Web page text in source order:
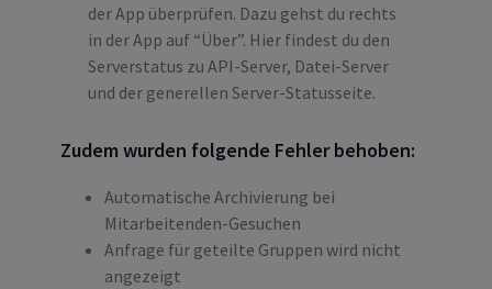
der App überprüfen. Dazu gehst du rechts
in der App auf “Über”. Hier findest du den
Serverstatus zu API-Server, Datei-Server
und der generellen Server-Statusseite.
Zudem wurden folgende Fehler behoben:
Automatische Archivierung bei
Mitarbeitenden-Gesuchen
Anfrage für geteilte Gruppen wird nicht
angezeigt